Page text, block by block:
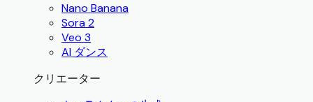
Nano Banana
Sora 2
Veo 3
AI ダンス
クリエーター